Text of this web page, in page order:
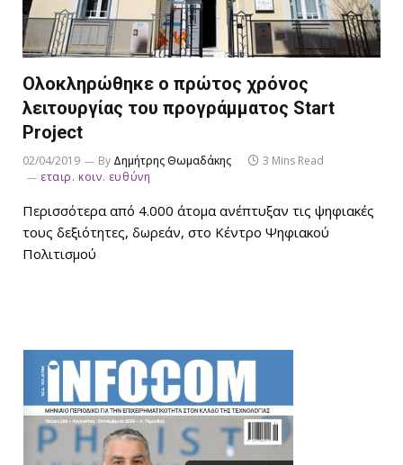
Ολοκληρώθηκε ο πρώτος χρόνος
λειτουργίας του προγράμματος Start
Project
02/04/2019 By Δημήτρης Θωμαδάκης
3 Mins Read
εταιρ. κοιν. ευθύνη
Περισσότερα από 4.000 άτομα ανέπτυξαν τις ψηφιακές
τους δεξιότητες, δωρεάν, στο Κέντρο Ψηφιακού
Πολιτισμού